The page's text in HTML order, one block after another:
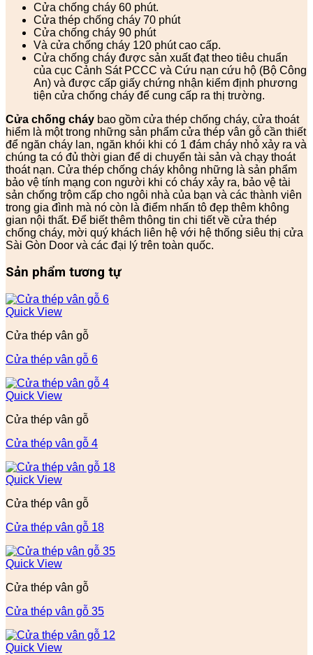
Cửa chống cháy 60 phút.
Cửa thép chống cháy 70 phút
Cửa chống cháy 90 phút
Và cửa chống cháy 120 phút cao cấp.
Cửa chống cháy được sản xuất đạt theo tiêu chuẩn
của cục Cảnh Sát PCCC và Cứu nạn cứu hộ (Bộ Công
An) và được cấp giấy chứng nhận kiểm định phương
tiện cửa chống cháy để cung cấp ra thị trường.
Cửa chống cháy bao gồm cửa thép chống cháy, cửa thoát
hiểm là một trong những sản phẩm cửa thép vân gỗ cần thiết
để ngăn cháy lan, ngăn khói khi có 1 đám cháy nhỏ xảy ra và
chúng ta có đủ thời gian để di chuyển tài sản và chạy thoát
thoát nạn. Cửa thép chống cháy không những là sản phẩm
bảo vệ tính mạng con người khi có cháy xảy ra, bảo vệ tài
sản chống trộm cấp cho ngôi nhà của bạn và các thành viên
trong gia đình mà nó còn là điểm nhấn tô đẹp thêm không
gian nội thất. Để biết thêm thông tin chi tiết về cửa thép
chống cháy, mời quý khách liên hệ với hệ thống siêu thị cửa
Sài Gòn Door và các đại lý trên toàn quốc.
Sản phẩm tương tự
Quick View
Cửa thép vân gỗ
Cửa thép vân gỗ 6
Quick View
Cửa thép vân gỗ
Cửa thép vân gỗ 4
Quick View
Cửa thép vân gỗ
Cửa thép vân gỗ 18
Quick View
Cửa thép vân gỗ
Cửa thép vân gỗ 35
Quick View